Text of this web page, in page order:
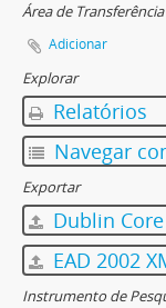
Área de Transferência
Adicionar
Explorar
Relatórios
Navegar
Exportar
Dublin
EAD 2002
Instrumento de